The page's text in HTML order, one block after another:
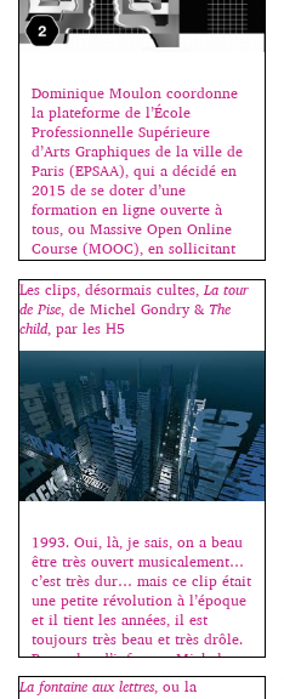
Dominique Moulon coordonne
la plateforme de l’École
Professionnelle Supérieure
d’Arts Graphiques de la ville de
Paris (EPSAA), qui a décidé en
2015 de se doter d’une
formation en ligne ouverte à
tous, ou Massive Open Online
Course (MOOC), en sollicitant
les compétences et en exploitant
les ressources dédiées à
l’enseignement des médias
digitaux. Ainsi le MOOC de
l’EPSAA Ville de Paris […]
Les clips, désormais cultes,La tour
de Pise, de Michel Gondry &The
child, par les H5
1993. Oui, là, je sais, on a beau
être très ouvert musicalement…
c’est très dur… mais ce clip était
une petite révolution à l’époque
et il tient les années, il est
toujours très beau et très drôle.
Pour plus d’infos sur Michel
Gondry -> ici et ici. 1999. Les
La fontaine aux lettres, ou la